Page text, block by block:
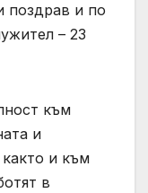
поздрав и по
– 23
към
и
и към
в